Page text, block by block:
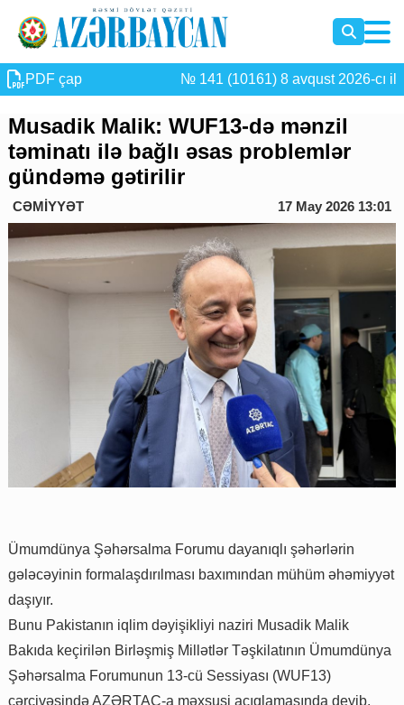
PDF çap № 141 (10161) 8 avqust 2026-cı il
Musadik Malik: WUF13-də mənzil
təminatı ilə bağlı əsas problemlər
gündəmə gətirilir
CƏMİYYƏT 17 May 2026 13:01
Ümumdünya Şəhərsalma Forumu dayanıqlı şəhərlərin
gələcəyinin formalaşdırılması baxımından mühüm əhəmiyyət
daşıyır.
Bunu Pakistanın iqlim dəyişikliyi naziri Musadik Malik
Bakıda keçirilən Birləşmiş Millətlər Təşkilatının Ümumdünya
Şəhərsalma Forumunun 13-cü Sessiyası (WUF13)
çərçivəsində AZƏRTAC-a məxsusi açıqlamasında deyib.